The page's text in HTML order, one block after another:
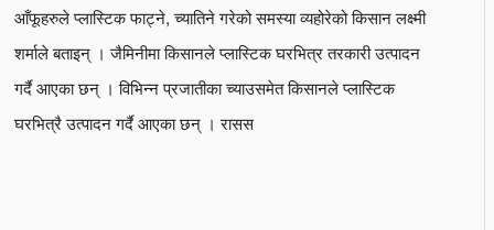
आँफूहरुले प्लास्टिक फाट्ने, च्यातिने गरेको समस्या व्यहोरेको किसान लक्ष्मी
शर्माले बताइन् । जैमिनीमा किसानले प्लास्टिक घरभित्र तरकारी उत्पादन
गर्दै आएका छन् । विभिन्न प्रजातीका च्याउसमेत किसानले प्लास्टिक
घरभित्रै उत्पादन गर्दै आएका छन् । रासस